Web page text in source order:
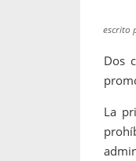
escrito
Dos
La